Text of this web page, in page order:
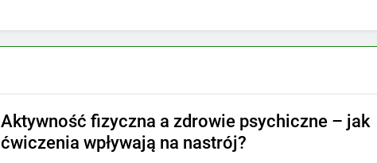
Aktywność fizyczna a zdrowie psychiczne – jak
ćwiczenia wpływają na nastrój?